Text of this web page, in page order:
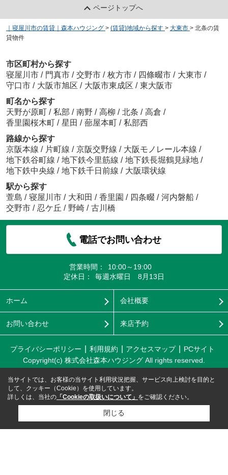
ページトップへ
｜寝屋川市の賃貸｜森本ハウジング > (賃貸)地域から探す > 大東市 > 北条の賃
貸物件
市区町村から探す
寝屋川市 / 門真市 / 交野市 / 枚方市 / 四條畷市 / 大東市 /
守口市 / 大阪市旭区 / 大阪市東成区 / 東大阪市
町名から探す
天野が原町 / 私部 / 南野 / 高柳 / 北条 / 高倉 /
香里園桜木町 / 星田 / 蔀屋本町 / 私部西
路線から探す
京阪本線 / 片町線 / 京阪交野線 / 大阪モノレール本線 /
地下鉄谷町線 / 地下鉄今里筋線 / 地下鉄長堀鶴見緑地 /
地下鉄中央線 / 地下鉄千日前線 / 大阪環状線
駅から探す
萱島 / 寝屋川市 / 大和田 / 香里園 / 四条畷 / 河内磐船 /
交野市 / 忍ケ丘 / 野崎 / 古川橋
電話でお問い合わせ
営業時間：
10:00～19:00
定休日：
毎週水曜日 8月13日
ホーム 会社概要
お問い合わせ 来店予約
プライバシーポリシー 利用規約 アクセスマップ
PCサイト
Copyright(c) 株式会社森本ハウジング All rights reserved.
当サイトでは、お客様の当サイト利用状況把握、サービス向上検討を目的と
して、クッキー（Cookie）を使用しています。
詳しくは、当社の 「Cookieの取扱いについて」 をご確認ください。
閉じる